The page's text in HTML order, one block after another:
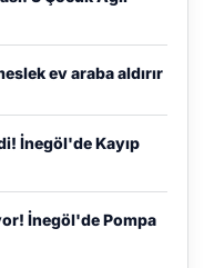
ev araba aldırır
İnegöl'de Kayıp
İnegöl'de Pompa